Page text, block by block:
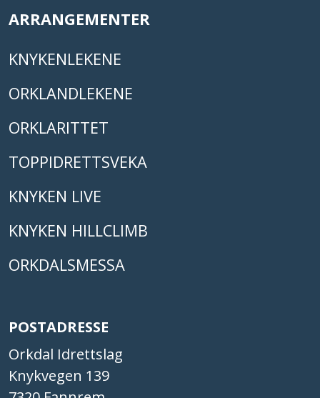
ARRANGEMENTER
KNYKENLEKENE
ORKLANDLEKENE
ORKLARITTET
TOPPIDRETTSVEKA
KNYKEN LIVE
KNYKEN HILLCLIMB
ORKDALSMESSA
POSTADRESSE
Orkdal Idrettslag
Knykvegen 139